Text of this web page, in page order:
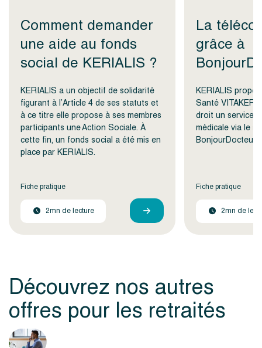
Comment demander
une aide au fonds
social de KERIALIS ?
KERIALIS a un objectif de solidarité
figurant à l’Article 4 de ses statuts et
à ce titre elle propose à ses membres
participants une Action Sociale. À
cette fin, un fonds social a été mis en
place par KERIALIS.
Fiche pratique
2mn de lecture
La
grâce à
KERIALIS
Santé VITAKER
droit un service
médicale via le
BonjourDocteur.
Fiche pratique
2mn de
Découvrez nos autres
offres pour les retraités